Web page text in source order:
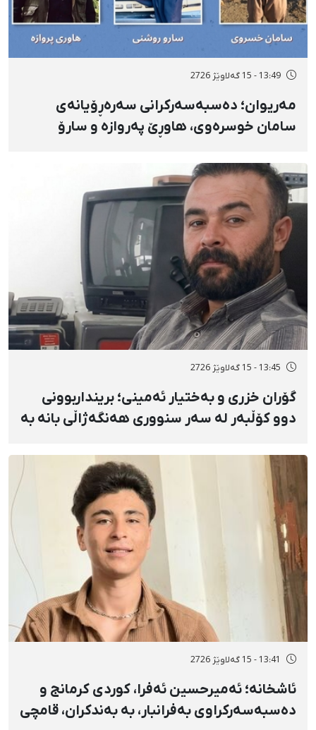
13:49 - 15 گەلاوێژ 2726
مەریوان؛ دەسبەسەرکرانی سەرەڕۆیانەی
سامان خوسرەوی، هاوڕێ پەروازە و سارۆ
گواستنەوەیان بۆ شوێنێکی نادیار
13:45 - 15 گەلاوێژ 2726
گۆران خزری و بەختیار ئەمینی؛ برینداربوونی
دوو کۆڵبەر لە سەر سنووری هەنگەژاڵی بانه بە
تەقینەوەی مین
13:41 - 15 گەلاوێژ 2726
ئاشخانە؛ ئەمیرحسین ئەفرا، کوردی کرمانج و
دەسبەسەرکراوی بەفرانبار، بە بەندکران، قامچی